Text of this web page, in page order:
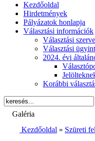
Kezdőoldal
Hirdetmények
Pályázatok honlapja
Választási információk
Választási
Választási
2024. évi
Korábbi
Galéria
Kezdőoldal » Szüreti